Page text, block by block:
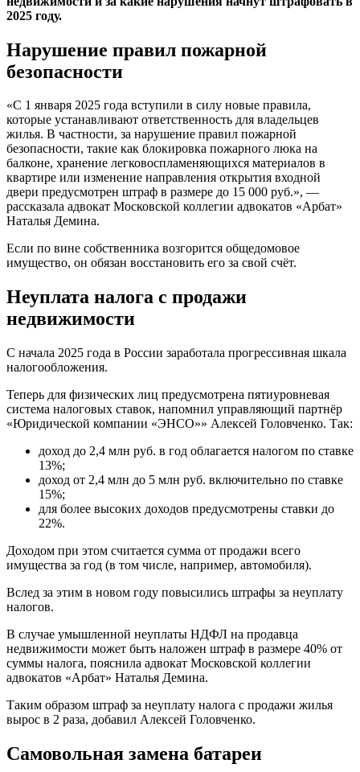
2025 году.
Нарушение правил пожарной
безопасности
«С 1 января 2025 года вступили в силу новые правила,
которые устанавливают ответственность для владельцев
жилья. В частности, за нарушение правил пожарной
безопасности, такие как блокировка пожарного люка на
балконе, хранение легковоспламеняющихся материалов в
квартире или изменение направления открытия входной
двери предусмотрен штраф в размере до 15 000 руб.», —
рассказала адвокат Московской коллегии адвокатов «Арбат»
Наталья Демина.
Если по вине собственника возгорится общедомовое
имущество, он обязан восстановить его за свой счёт.
Неуплата налога с продажи
недвижимости
С начала 2025 года в России заработала прогрессивная шкала
налогообложения.
Теперь для физических лиц предусмотрена пятиуровневая
система налоговых ставок, напомнил управляющий партнёр
«Юридической компании «ЭНСО»» Алексей Головченко. Так:
доход до 2,4 млн руб. в год облагается налогом по ставке
13%;
доход от 2,4 млн до 5 млн руб. включительно по ставке
15%;
для более высоких доходов предусмотрены ставки до
22%.
Доходом при этом считается сумма от продажи всего
имущества за год (в том числе, например, автомобиля).
Вслед за этим в новом году повысились штрафы за неуплату
налогов.
В случае умышленной неуплаты НДФЛ на продавца
недвижимости может быть наложен штраф в размере 40% от
суммы налога, пояснила адвокат Московской коллегии
адвокатов «Арбат» Наталья Демина.
Таким образом штраф за неуплату налога с продажи жилья
вырос в 2 раза, добавил Алексей Головченко.
Самовольная замена батареи